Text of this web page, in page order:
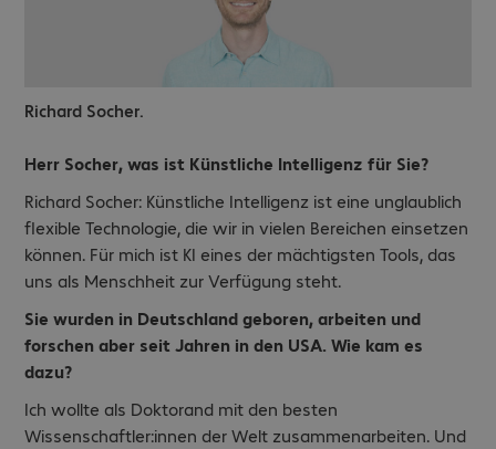
Richard Socher.
Herr Socher, was ist Künstliche Intelligenz für Sie?
Richard Socher: Künstliche Intelligenz ist eine unglaublich
flexible Technologie, die wir in vielen Bereichen einsetzen
können. Für mich ist KI eines der mächtigsten Tools, das
uns als Menschheit zur Verfügung steht.
Sie wurden in Deutschland geboren, arbeiten und
forschen aber seit Jahren in den USA. Wie kam es
dazu?
Ich wollte als Doktorand mit den besten
Wissenschaftler:innen der Welt zusammenarbeiten. Und